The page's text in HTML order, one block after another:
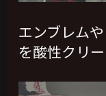
エンブレム
を酸性クリー